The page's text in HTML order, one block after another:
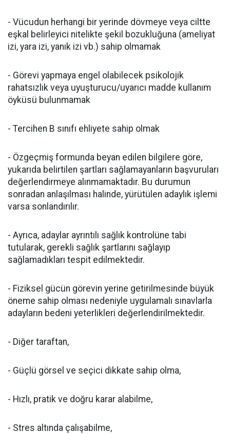
- Vücudun herhangi bir yerinde dövmeye veya ciltte
eşkal belirleyici nitelikte şekil bozukluğuna (ameliyat
izi, yara izi, yanık izi vb.) sahip olmamak
- Görevi yapmaya engel olabilecek psikolojik
rahatsızlık veya uyuşturucu/uyarıcı madde kullanım
öyküsü bulunmamak
- Tercihen B sınıfı ehliyete sahip olmak
- Özgeçmiş formunda beyan edilen bilgilere göre,
yukarıda belirtilen şartları sağlamayanların başvuruları
değerlendirmeye alınmamaktadır. Bu durumun
sonradan anlaşılması halinde, yürütülen adaylık işlemi
varsa sonlandırılır.
- Ayrıca, adaylar ayrıntılı sağlık kontrolüne tabi
tutularak, gerekli sağlık şartlarını sağlayıp
sağlamadıkları tespit edilmektedir.
- Fiziksel gücün görevin yerine getirilmesinde büyük
öneme sahip olması nedeniyle uygulamalı sınavlarla
adayların bedeni yeterlikleri değerlendirilmektedir.
- Diğer taraftan,
- Güçlü görsel ve seçici dikkate sahip olma,
- Hızlı, pratik ve doğru karar alabilme,
- Stres altında çalışabilme,